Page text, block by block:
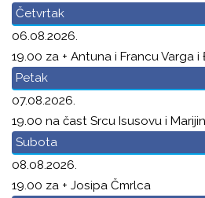
Četvrtak
06.08.2026.
19.00 za + Antuna i Francu Varga
Petak
07.08.2026.
19.00 na čast Srcu Isusovu i
Subota
08.08.2026.
19.00 za + Josipa Čmrlca